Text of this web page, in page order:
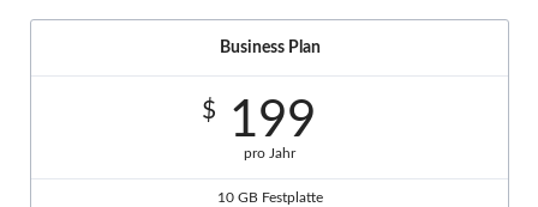
Business Plan
$ 199
pro Jahr
10 GB Festplatte